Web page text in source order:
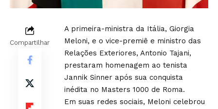
Compartilhar
A primeira-ministra da Itália, Giorgia
Meloni, e o vice-premiê e ministro das
Relações Exteriores, Antonio Tajani,
prestaram homenagem ao tenista
Jannik Sinner após sua conquista
inédita no Masters 1000 de Roma.
Em suas redes sociais, Meloni celebrou